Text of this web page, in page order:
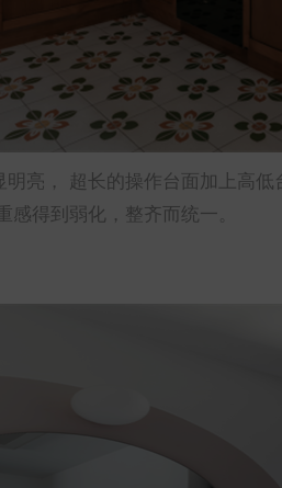
亮， 超长的操作台面加上高
得到弱化，整齐而统一。